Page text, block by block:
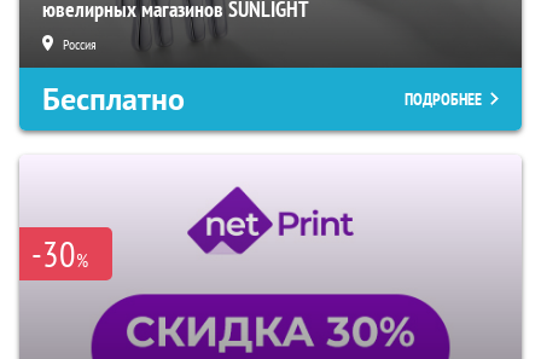
ювелирных магазинов SUNLIGHT
Россия
Бесплатно ПОДРОБНЕЕ
-30%